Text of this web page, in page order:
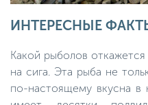
ИНТЕРЕСНЫЕ
Какой рыболов
на сига. Эта рыба не
по-настоящему вкусна в